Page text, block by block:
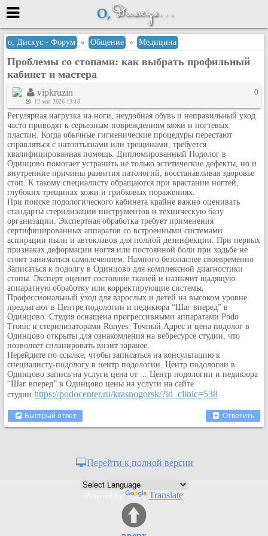
Меню
или войти через
Вход с 7ooo.ru
Регистрация
Забыли пароль?
Данные авторизации одинаковые с
сайтом 7ooo.ru
Форумы
Главная
Поиск
Новые сообщения
Беседы
Игры
Кулинария
Физкультура и спорт
Видео и Кино
Авто. Мото.
Космос
Домашние питомцы
Медицина
Компьютер
Пользователи / Поиск
Музыкальный архив
о, Дискус - Форум » Общение » Медицина
Проблемы со стопами: как выбрать профильный
кабинет и мастера
vipkruzin
12 мая 2026 13:18
0
Регулярная нагрузка на ноги, неудобная обувь и неправильный уход
часто приводят к серьезным повреждениям кожи и ногтевых
пластин. Когда обычные гигиенические процедуры перестают
справляться с натоптышами или трещинами, требуется
квалифицированная помощь. Дипломированный Подолог в
Одинцово помогает устранить не только эстетические дефекты, но и
внутренние причины развития патологий, восстанавливая здоровье
стоп. К такому специалисту обращаются при врастании ногтей,
глубоких трещинах кожи и грибковых поражениях.
При поиске подологического кабинета крайне важно оценивать
стандарты стерилизации инструментов и техническую базу
организации. Экспертная обработка требует применения
сертифицированных аппаратов со встроенными системами
аспирации пыли и автоклавов для полной дезинфекции. При первых
признаках деформации ногтя или постоянной боли при ходьбе не
стоит заниматься самолечением. Намного безопаснее своевременно
Записаться к подолгу в Одинцово для комплексной диагностики
стопы. Эксперт оценит состояние тканей и назначит щадящую
аппаратную обработку или корректирующие системы.
Профессиональный уход для взрослых и детей на высоком уровне
предлагают в Центре подологии и педикюра “Шаг вперед” в
Одинцово. Студия оснащена прогрессивными аппаратами Podo
Tronic и стерилизаторами Runyes. Точный Адрес и цена подолог в
Одинцово открыты для ознакомления на вебресурсе студии, что
позволяет спланировать визит заранее.
Перейдите по ссылке, чтобы записаться на консультацию к
специалисту-подологу в центр подологии. Центр подологии в
Одинцово запись на услуги цена от ... Центр подологии и педикюра
“Шаг вперед” в Одинцово цены на услуги на сайте
студии https://podocenter.ru/krasnogorsk/?id_clinic=538
Быстрый ответ Ответить
Перейти к полной версии
Translate